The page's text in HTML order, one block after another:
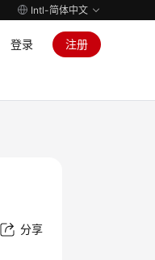
Intl-简体中文
登录 注册
分享